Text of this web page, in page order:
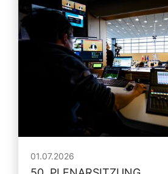
01.07.2026